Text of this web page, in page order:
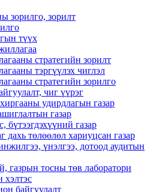
зорилго, зорилт
түүх
стратегийн зорилт
тэргүүлэх чиглэл
стратегийн зорилго
чиг үүрэг
удирдлагын газар
газар
бүтээгдэхүүний газар
дахь төлөөлөл хариуцсан газар
үнэлгээ, дотоод аудитын
газрын тосны төв лаборатори
хэлтэс
байгуулалт